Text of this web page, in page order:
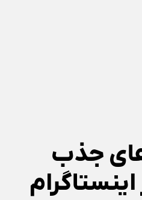
جذب